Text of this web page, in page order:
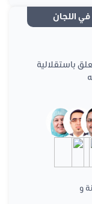
في اللجان
باستقلالية
و